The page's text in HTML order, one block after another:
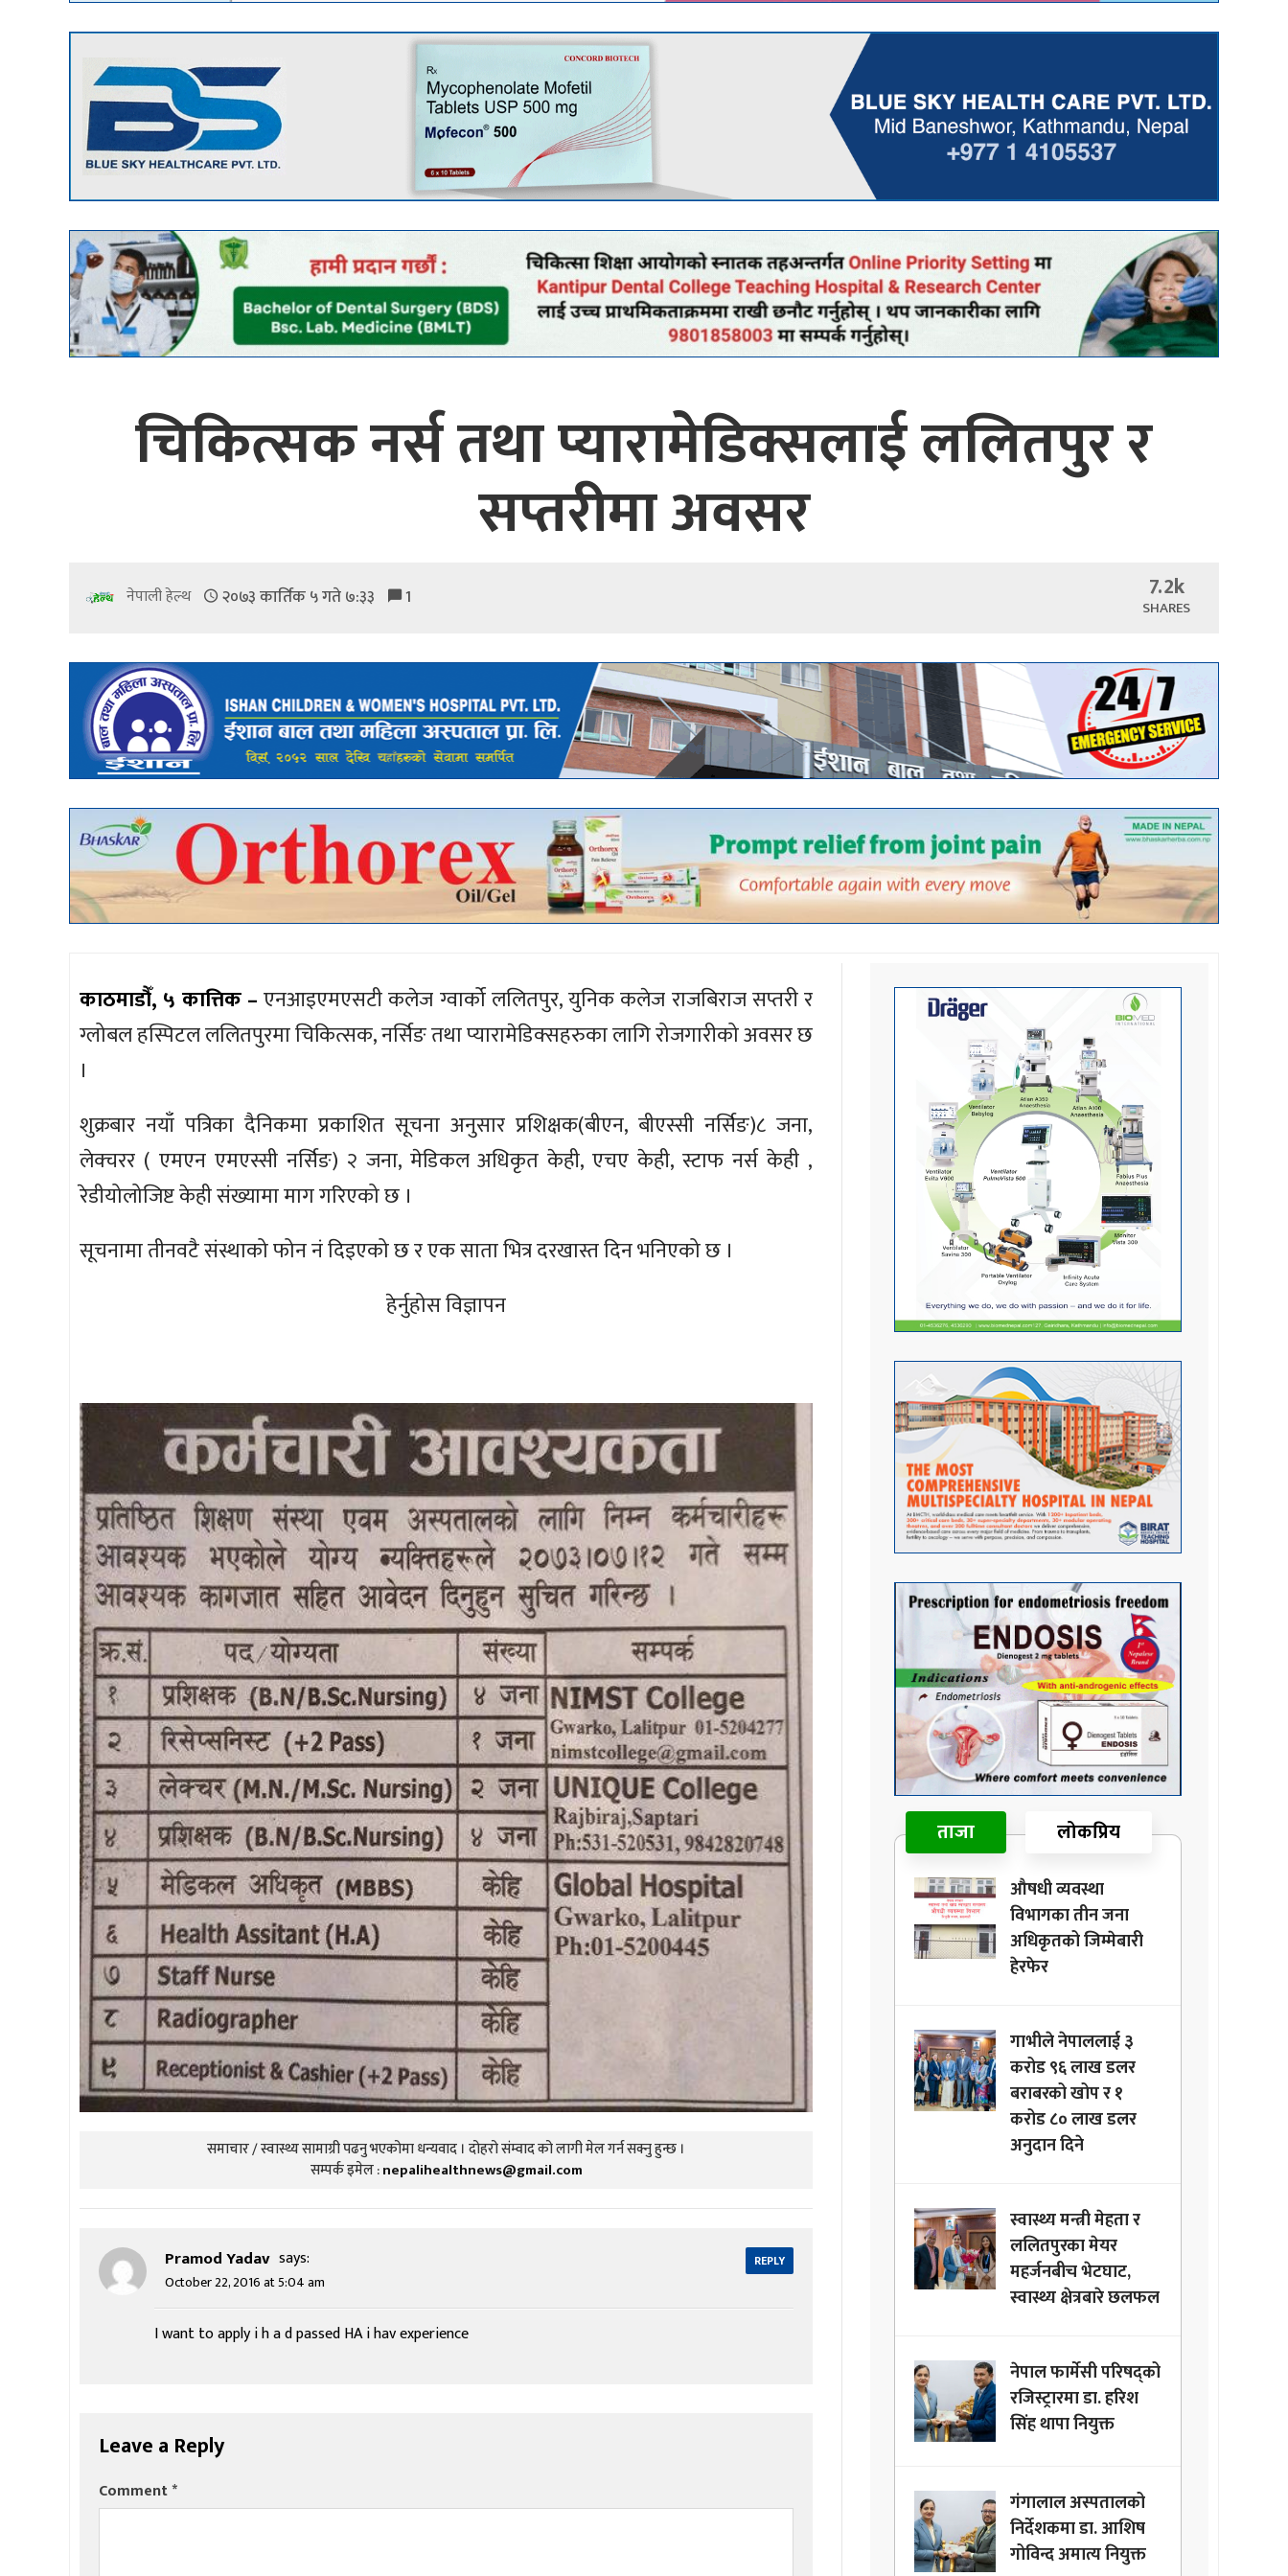
चिकित्सक नर्स तथा प्यारामेडिक्सलाई ललितपुर र
सप्तरीमा अवसर
नेपाली हेल्थ २०७३ कार्तिक ५ गते ७:३३ 1 7.2k
SHARES
काठमाडौँ, ५ कात्तिक –एनआइएमएसटी कलेज ग्वार्को ललितपुर, युनिक कलेज राजबिराज सप्तरी र
ग्लोबल हस्पिटल ललितपुरमा चिकित्सक, नर्सिङ तथा प्यारामेडिक्सहरुका लागि रोजगारीको अवसर छ
।
शुक्रबार नयाँ पत्रिका दैनिकमा प्रकाशित सूचना अनुसार प्रशिक्षक(बीएन, बीएस्सी नर्सिङ)८ जना,
लेक्चरर ( एमएन एमएस्सी नर्सिङ) २ जना, मेडिकल अधिकृत केही, एचए केही, स्टाफ नर्स केही ,
रेडीयोलोजिष्ट केही संख्यामा माग गरिएको छ ।
सूचनामा तीनवटै संस्थाको फोन नं दिइएको छ र एक साता भित्र दरखास्त दिन भनिएको छ ।
हेर्नुहोस विज्ञापन
समाचार / स्वास्थ्य सामाग्री पढनु भएकोमा धन्यवाद । दोहरो संम्वाद को लागी मेल गर्न सक्नु हुन्छ ।
सम्पर्क इमेल :nepalihealthnews@gmail.com
Pramod Yadav says:
October 22, 2016 at 5:04 am
I want to apply i h a d passed HA i hav experience
REPLY
Leave a Reply
Comment*
ताजा लोकप्रिय
औषधी व्यवस्था
विभागका तीन जना
अधिकृतको जिम्मेबारी
हेरफेर
गाभीले नेपाललाई ३
करोड ९६ लाख डलर
बराबरको खोप र १
करोड ८० लाख डलर
अनुदान दिने
स्वास्थ्य मन्त्री मेहता र
ललितपुरका मेयर
महर्जनबीच भेटघाट,
स्वास्थ्य क्षेत्रबारे छलफल
नेपाल फार्मेसी परिषद्को
रजिस्ट्रारमा डा. हरिश
सिंह थापा नियुक्त
गंगालाल अस्पतालको
निर्देशकमा डा. आशिष
गोविन्द अमात्य नियुक्त